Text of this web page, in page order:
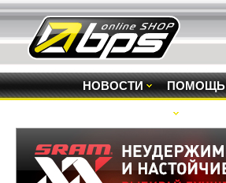
НОВОСТИ ПОМОЩЬ